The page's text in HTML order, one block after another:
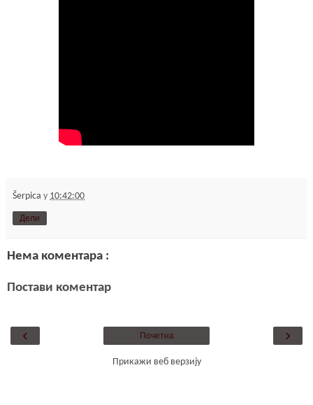
Šerpica у 10:42:00
Дели
Нема коментара :
Постави коментар
‹ ›
Почетна
Прикажи веб верзију